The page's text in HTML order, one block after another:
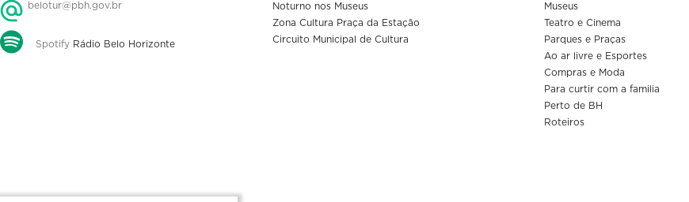
belotur@pbh.gov.br
Spotify Rádio Belo Horizonte
Noturno nos Museus
Zona Cultura Praça da Estação
Circuito Municipal de Cultura
Museus
Teatro e Cinema
Parques e Praças
Ao ar livre e Esportes
Compras e Moda
Para curtir com a familia
Perto de BH
Roteiros